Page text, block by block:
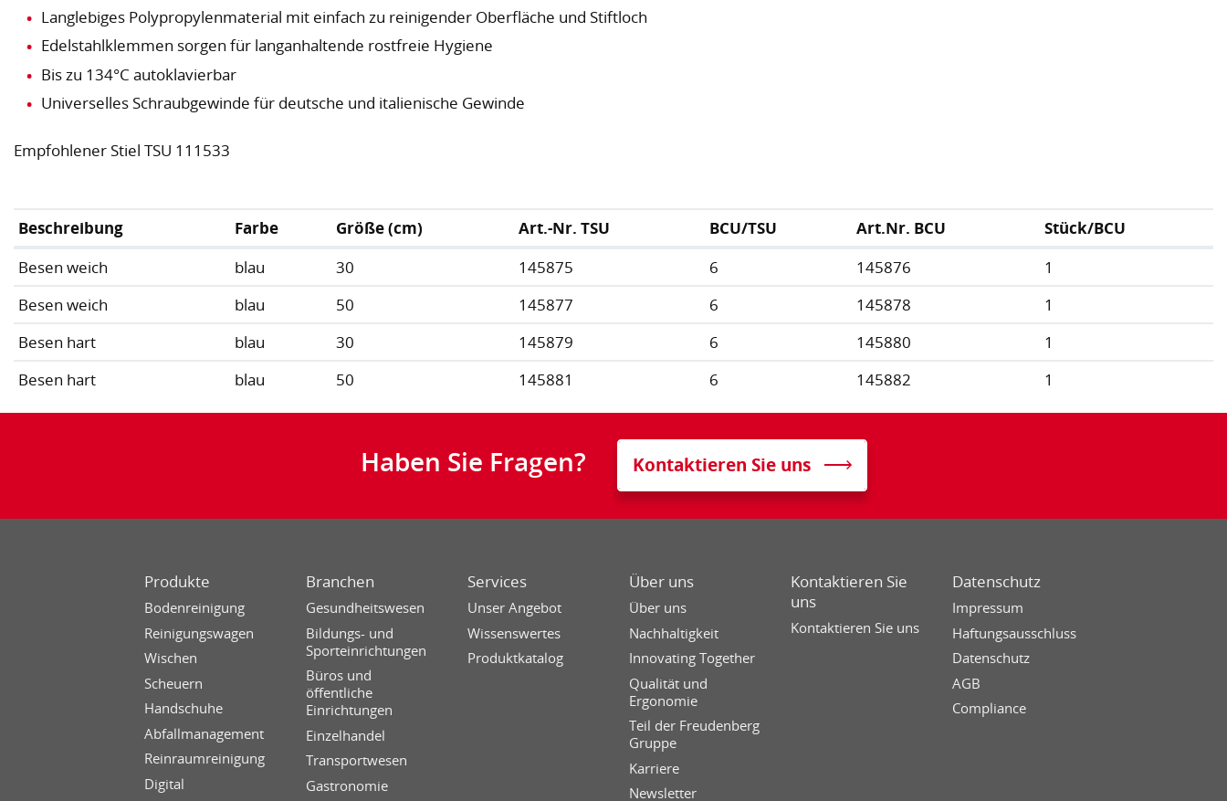
Langlebiges Polypropylenmaterial mit einfach zu reinigender Oberfläche und Stiftloch
Edelstahlklemmen sorgen für langanhaltende rostfreie Hygiene
Bis zu 134°C autoklavierbar
Universelles Schraubgewinde für deutsche und italienische Gewinde
Empfohlener Stiel TSU 111533
Beschreibung Farbe Größe (cm) Art.-Nr. TSU BCU/TSU Art.Nr. BCU
Stück/BCU
Besen weich
blau 30 145875 6 145876
1
Besen weich
blau 50 145877 6 145878
1
Besen hart
blau 30 145879 6 145880
1
Besen hart
blau 50 145881 6 145882 1
Haben Sie Fragen? Kontaktieren Sie uns
Produkte
Bodenreinigung
Reinigungswagen
Wischen
Scheuern
Handschuhe
Abfallmanagement
Reinraumreinigung
Digital
Branchen
Gesundheitswesen
Bildungs- und
Sporteinrichtungen
Büros und
öffentliche
Einrichtungen
Einzelhandel
Transportwesen
Gastronomie
Services
Unser Angebot
Wissenswertes
Produktkatalog
Über uns
Über uns
Nachhaltigkeit
Innovating Together
Qualität und
Ergonomie
Teil der Freudenberg
Gruppe
Karriere
Newsletter
Kontaktieren Sie
uns
Kontaktieren Sie uns
Datenschutz
Impressum
Haftungsausschluss
Datenschutz
AGB
Compliance